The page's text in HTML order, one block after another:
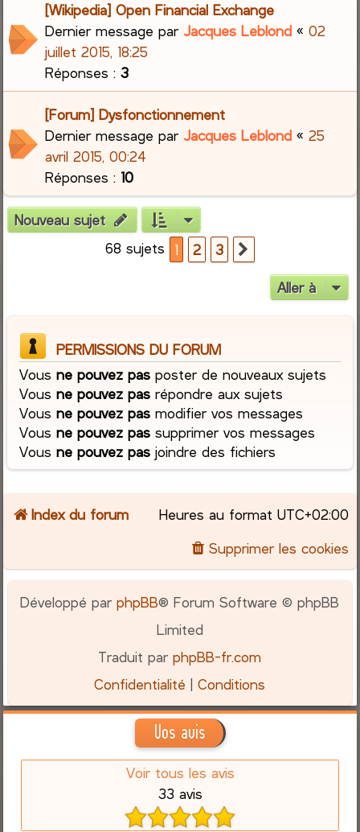
[Wikipedia] Open Financial Exchange
Dernier message parJacques Leblond «02
juillet 2015, 18:25
Réponses :3
[Forum] Dysfonctionnement
Dernier message parJacques Leblond «25
avril 2015, 00:24
Réponses :10
Nouveau sujet
68 sujets
1 2 3
Aller à
PERMISSIONS DU FORUM
Vousne pouvez pas poster de nouveaux sujets
Vousne pouvez pas répondre aux sujets
Vousne pouvez pas modifier vos messages
Vousne pouvez pas supprimer vos messages
Vousne pouvez pas joindre des fichiers
Index du forum Heures au format UTC+02:00
Supprimer les cookies
Développé parphpBB® Forum Software © phpBB
Limited
Traduit parphpBB-fr.com
Confidentialité |Conditions
Vos avis
Voir tous les avis
33 avis